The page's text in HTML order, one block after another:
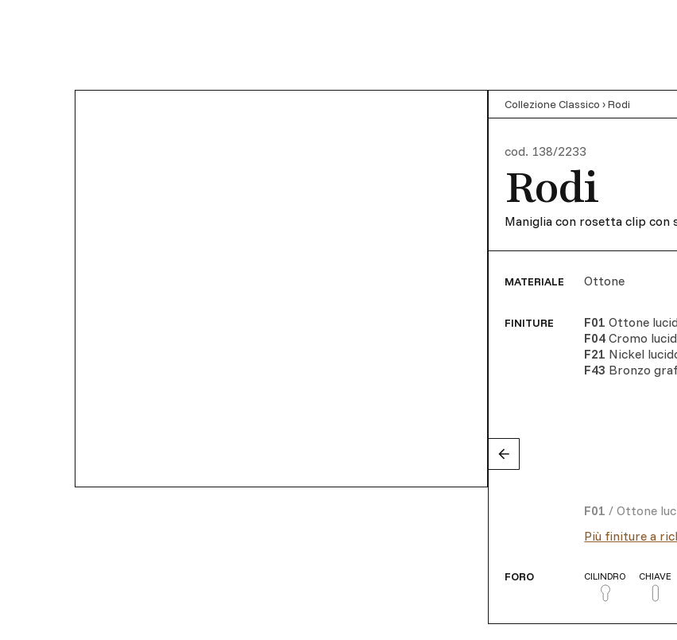
Collezione Classico ›Rodi
cod. 138/2233
Rodi
Maniglia con rosetta clip
MATERIALE Ottone
FINITURE F01 Ottone
F04 Cromo
F21 Nickel
F43 Bronzo
F01 /Ottone
Più finiture a
FORO CILINDRO CHIAVE